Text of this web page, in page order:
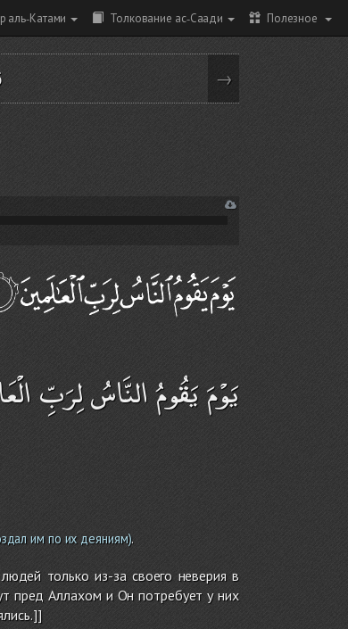
аль-Катами Толкование ас-Саади Полезное
→
يَوْمَ يَقُومُ النَّاسُ لِرَبِّ
им по их деяниям).
только из-за своего неверия в
пред Аллахом и Он потребует у них